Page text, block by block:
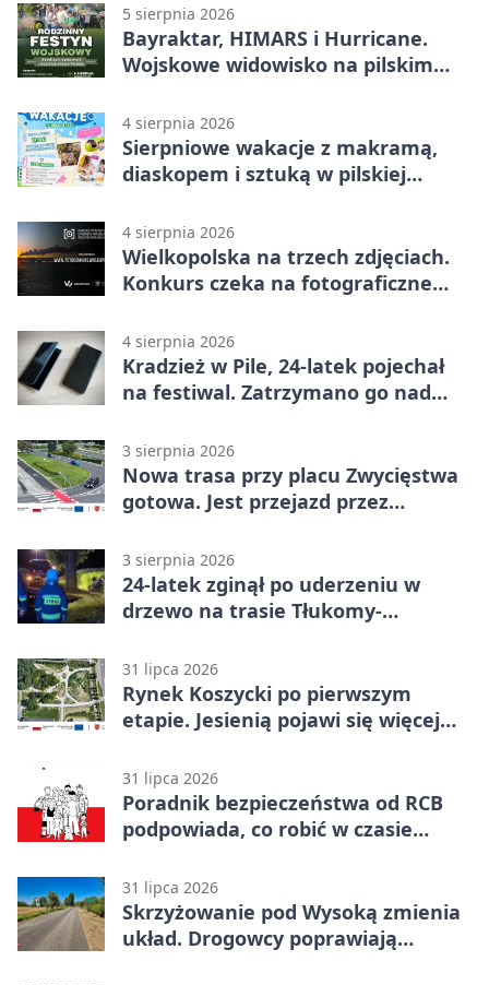
5 sierpnia 2026
Bayraktar, HIMARS i Hurricane.
Wojskowe widowisko na pilskim
4 sierpnia 2026
Sierpniowe wakacje z makramą,
diaskopem i sztuką w pilskiej
4 sierpnia 2026
Wielkopolska na trzech zdjęciach.
Konkurs czeka na fotograficzne
4 sierpnia 2026
Kradzież w Pile, 24-latek pojechał
na festiwal. Zatrzymano go nad
3 sierpnia 2026
Nowa trasa przy placu Zwycięstwa
gotowa. Jest przejazd przez
3 sierpnia 2026
24-latek zginął po uderzeniu w
drzewo na trasie Tłukomy-
31 lipca 2026
Rynek Koszycki po pierwszym
etapie. Jesienią pojawi się więcej
31 lipca 2026
Poradnik bezpieczeństwa od RCB
podpowiada, co robić w czasie
31 lipca 2026
Skrzyżowanie pod Wysoką zmienia
układ. Drogowcy poprawiają